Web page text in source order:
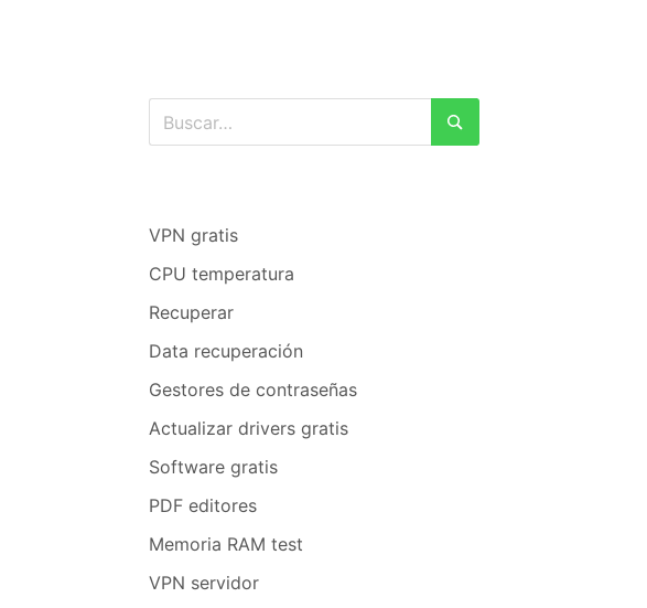
Buscar
VPN gratis
CPU temperatura
Recuperar
Data recuperación
Gestores de contraseñas
Actualizar drivers gratis
Software gratis
PDF editores
Memoria RAM test
VPN servidor